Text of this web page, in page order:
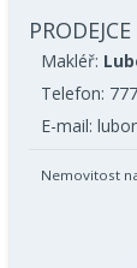
PRODEJCE
Makléř:
Telefon:
E-mail:
Nemovitost